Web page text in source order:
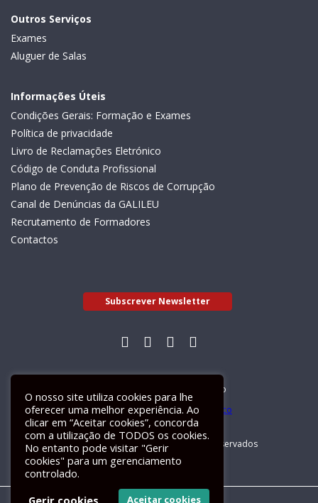
Outros Serviços
Exames
Aluguer de Salas
Informações Úteis
Condições Gerais: Formação e Exames
Política de privacidade
Livro de Reclamações Eletrónico
Código de Conduta Profissional
Plano de Prevenção de Riscos de Corrupção
Canal de Denúncias da GALILEU
Recrutamento de Formadores
Contactos
Subscrever Newsletter
Livro de Reclamações Electrónico
GALILEU 2026 © Todos os direitos reservados
O nosso site utiliza cookies para lhe
oferecer uma melhor experiência. Ao
clicar em “Aceitar cookies”, concorda
com a utilização de TODOS os cookies.
No entanto pode visitar "Gerir
cookies" para um gerenciamento
controlado.
Gerir cookies
Aceitar cookies